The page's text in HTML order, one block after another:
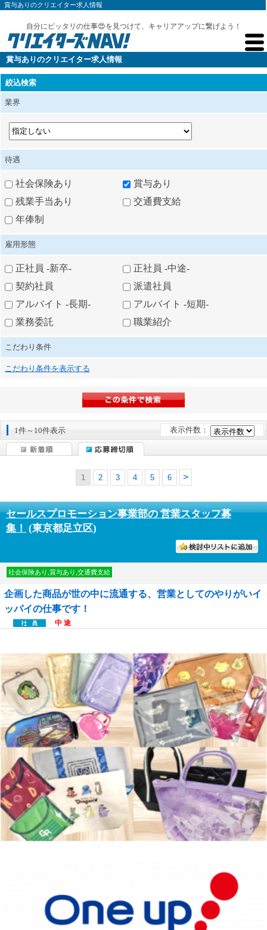
賞与ありのクリエイター求人情報
自分にピッタリの仕事😍を見つけて、キャリアアップに繋げよう！
賞与ありのクリエイター求人情報
絞込検索
業界
待遇
社会保険あり
賞与あり
残業手当あり
交通費支給
年俸制
雇用形態
正社員 -新卒-
正社員 -中途-
契約社員
派遣社員
アルバイト -長期-
アルバイト -短期-
業務委託
職業紹介
こだわり条件
こだわり条件を表示する
1件～10件表示 表示件数：
1 2 3 4 5 6
セールスプロモーション事業部の 営業スタッフ募
集！ (東京都足立区)
社会保険あり,賞与あり,交通費支給
企画した商品が世の中に流通する、営業としてのやりがいイ
ッパイの仕事です！
中 途